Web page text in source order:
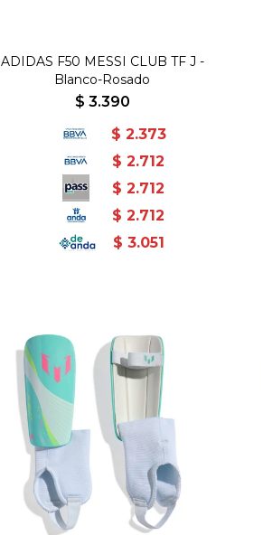
ADIDAS F50 MESSI CLUB TF J -
Blanco-Rosado
$ 3.390
$ 2.373
$ 2.712
$ 2.712
$ 2.712
$ 3.051